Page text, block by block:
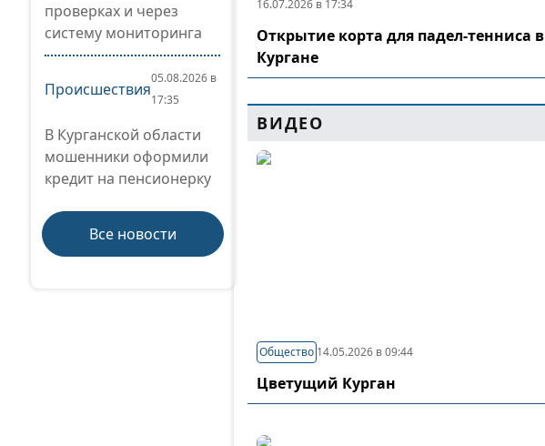
проверках и через
систему мониторинга
Происшествия
05.08.2026 в
17:35
В Курганской области
мошенники оформили
кредит на пенсионерку
Все новости
16.07.2026 в 17:34
Открытие корта для падел-тенниса в
Кургане
ВИДЕО
Общество 14.05.2026 в 09:44
Цветущий Курган